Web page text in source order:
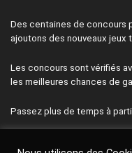
Des centaines de concours
ajoutons des nouveaux jeux
Les concours sont vérifiés
les meilleures chances de
Passez plus de temps à